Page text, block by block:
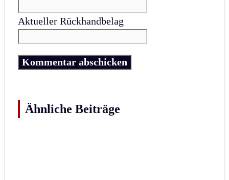
Aktueller Rückhandbelag
Ähnliche Beiträge